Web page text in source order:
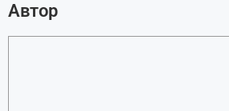
Автор